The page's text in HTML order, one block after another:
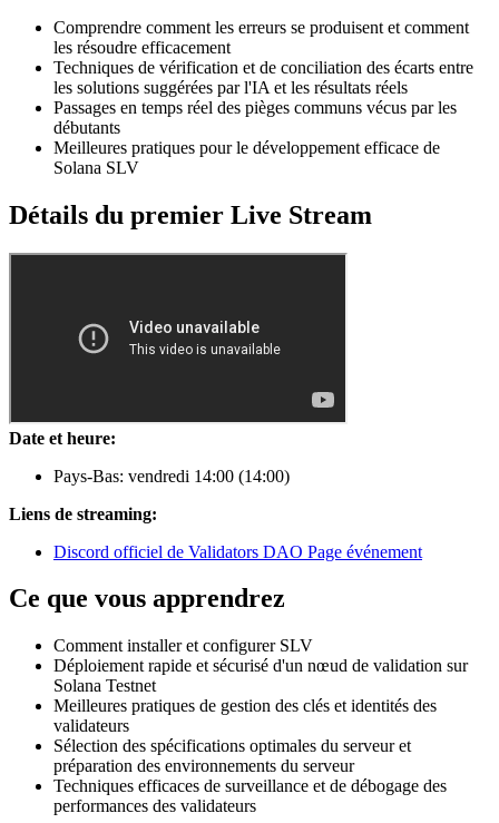
Comprendre comment les erreurs se produisent et comment
les résoudre efficacement
Techniques de vérification et de conciliation des écarts entre
les solutions suggérées par l'IA et les résultats réels
Passages en temps réel des pièges communs vécus par les
débutants
Meilleures pratiques pour le développement efficace de
Solana SLV
Détails du premier Live Stream
Date et heure:
Pays-Bas: vendredi 14:00 (14:00)
Liens de streaming:
Discord officiel de Validators DAO Page événement
Ce que vous apprendrez
Comment installer et configurer SLV
Déploiement rapide et sécurisé d'un nœud de validation sur
Solana Testnet
Meilleures pratiques de gestion des clés et identités des
validateurs
Sélection des spécifications optimales du serveur et
préparation des environnements du serveur
Techniques efficaces de surveillance et de débogage des
performances des validateurs